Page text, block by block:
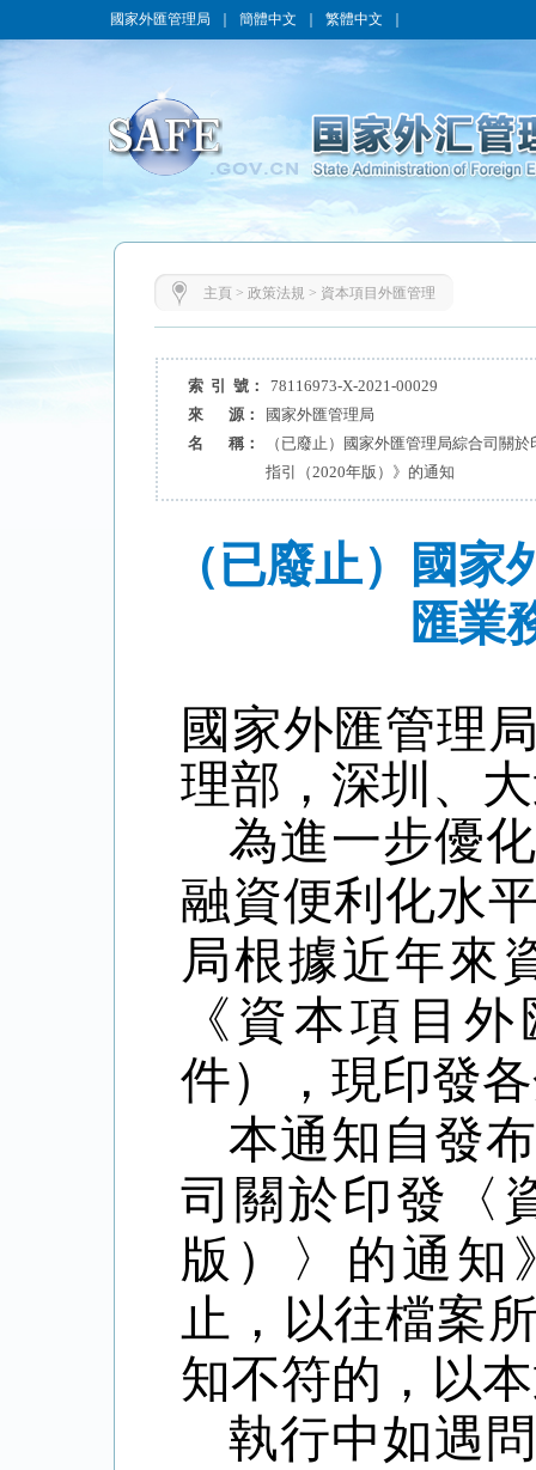
國家外匯管理局 簡體中文 繁體中文
主頁 > 政策法規 > 資本項目外匯管理
索 引 號：
78116973-X-2021-00029
來 源：
國家外匯管理局
名 稱：
（已廢止）國家外匯管理局綜合司關
指引（2020年版）》的通知
（已廢止）國
匯業
國家外匯管理
理部，深圳、
為進一步優
融資便利化水
局根據近年來
《資本項目
件），現印發
本通知自發
司關於印發〈
版）〉的通知
止，以往檔案
知不符的，以
執行中如遇